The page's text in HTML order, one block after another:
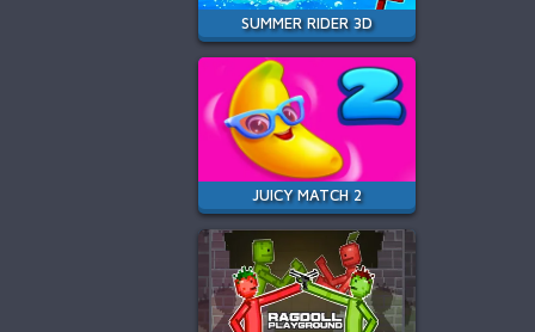
SUMMER RIDER 3D
JUICY MATCH 2